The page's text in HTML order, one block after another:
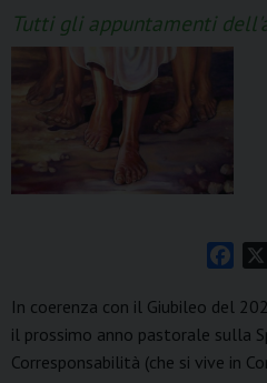
Tutti gli appuntamenti
c
e
b
In coerenza con il Giubileo del
il prossimo anno pastorale sulla
Corresponsabilità (che si vive in